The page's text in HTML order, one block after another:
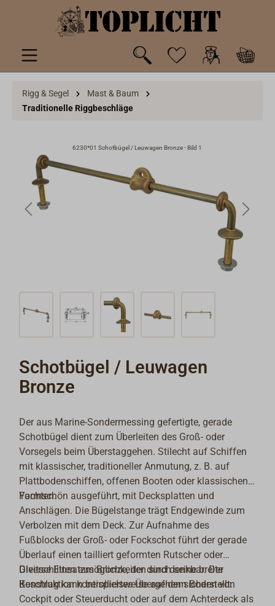
springen
Rigg & Segel
Mast & Baum
Traditionelle Riggbeschläge
6230*01 Schotbügel / Leuwagen Bronze - Bild 1
Schotbügel / Leuwagen
Bronze
Der aus Marine-Sondermessing gefertigte, gerade
Schotbügel dient zum Überleiten des Groß- oder
Vorsegels beim Überstaggehen. Stilecht auf Schiffen
mit klassischer, traditioneller Anmutung, z. B. auf
Plattbodenschiffen, offenen Booten oder klassischen
Yachten.
Formschön ausgeführt, mit Decksplatten und
Anschlägen. Die Bügelstange trägt Endgewinde zum
Verbolzen mit dem Deck. Zur Aufnahme des
Fußblocks der Groß- oder Fockschot führt der gerade
Überlauf einen tailliert geformten Rutscher oder
Gleitschlitten aus Bronze, der durch seine breite
Konstruktion kontrolliertes Übergehen sicherstellt.
Diverse Einsatzmöglichkeiten sind denkbar. Der
Beschlag kann beispielsweise auf dem Boden von
Cockpit oder Steuerducht oder auf dem Achterdeck als